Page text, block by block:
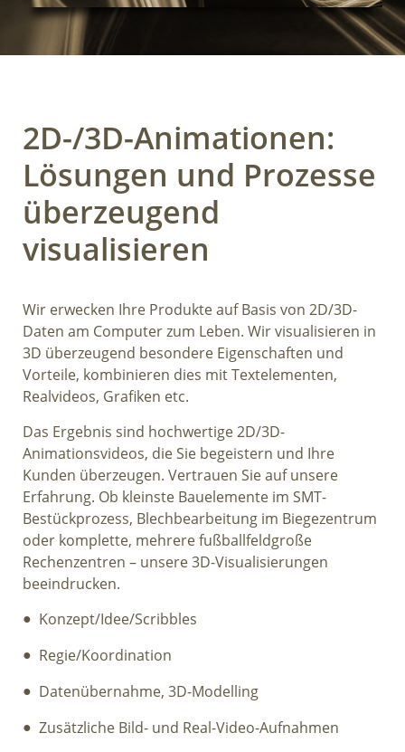
2D-/3D-Animationen:
Lösungen und Prozesse
überzeugend
visualisieren
Wir erwecken Ihre Produkte auf Basis von 2D/3D-
Daten am Computer zum Leben. Wir visualisieren in
3D überzeugend besondere Eigenschaften und
Vorteile, kombinieren dies mit Textelementen,
Realvideos, Grafiken etc.
Das Ergebnis sind hochwertige 2D/3D-
Animationsvideos, die Sie begeistern und Ihre
Kunden überzeugen. Vertrauen Sie auf unsere
Erfahrung. Ob kleinste Bauelemente im SMT-
Bestückprozess, Blechbearbeitung im Biegezentrum
oder komplette, mehrere fußballfeldgroße
Rechenzentren – unsere 3D-Visualisierungen
beeindrucken.
Konzept/Idee/Scribbles
Regie/Koordination
Datenübernahme, 3D-Modelling
Zusätzliche Bild- und Real-Video-Aufnahmen